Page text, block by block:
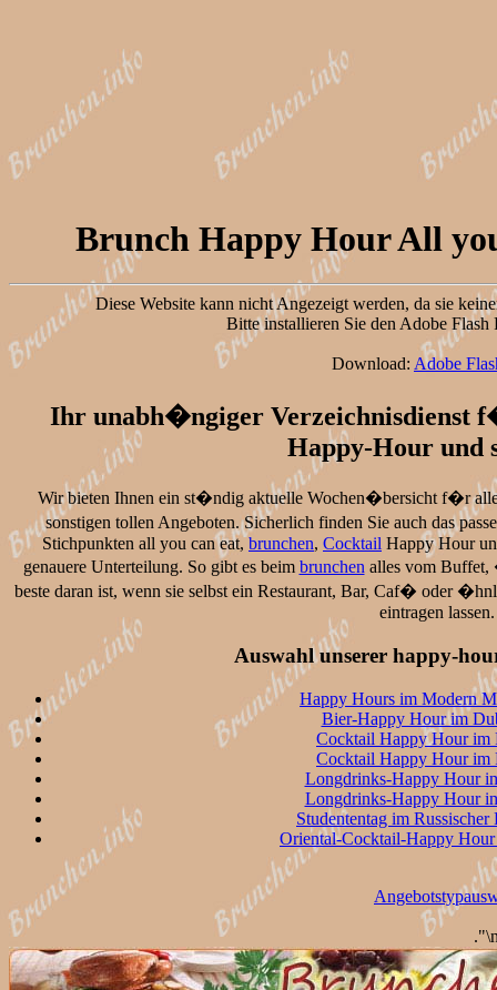
Brunch Happy Hour All
Diese Website kann nicht Angezeigt werden, da sie
Bitte installieren Sie den Adobe
Download: Adobe
Ihr unabh�ngiger Verzeichnisdienst
Happy-Hour und
Wir bieten Ihnen ein st�ndig aktuelle Wochen�bersicht f�r
sonstigen tollen Angeboten. Sicherlich finden Sie auch das
Stichpunkten all you can eat,brunchen, Cocktail Happy Hour
genauere Unterteilung. So gibt es beim brunchen alles vom
beste daran ist, wenn sie selbst ein Restaurant, Bar, Caf� oder
eintragen
Auswahl unserer happy-
Happy Hours im Modern
Bier-Happy Hour im
Cocktail Happy Hour im
Cocktail Happy Hour im
Longdrinks-Happy Hour
Longdrinks-Happy Hour
Studententag im
Oriental-Cocktail-Happy